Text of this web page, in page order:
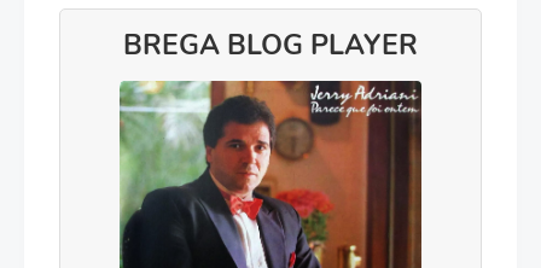
BREGA BLOG PLAYER